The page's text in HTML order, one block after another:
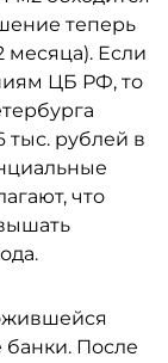
теперь
месяца). Если
ЦБ РФ, то
тыс. рублей в
что
банки. После